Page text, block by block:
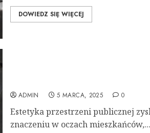
DOWIEDZ SIĘ WIĘCEJ
ADMIN 5 MARCA, 2025 0
Estetyka przestrzeni publicznej
znaczeniu w oczach mieszkańców,...